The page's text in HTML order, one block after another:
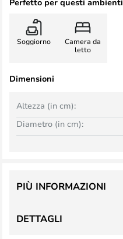
Soggiorno
Camera da
letto
Dimensioni
Altezza (in cm):
Diametro (in cm):
DETTAGLI
PIÙ INFORMAZIONI